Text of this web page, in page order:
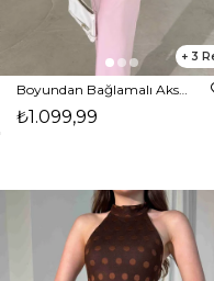
3
₺1.099,99